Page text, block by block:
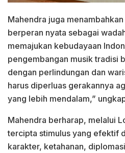
Mahendra juga
berperan nyata sebagai
memajukan kebudayaan
pengembangan musik tradisi
dengan perlindungan dan
harus diperluas gerakannya
yang lebih mendalam,”
Mahendra berharap, melalui
tercipta stimulus yang efektif
karakter, ketahanan,